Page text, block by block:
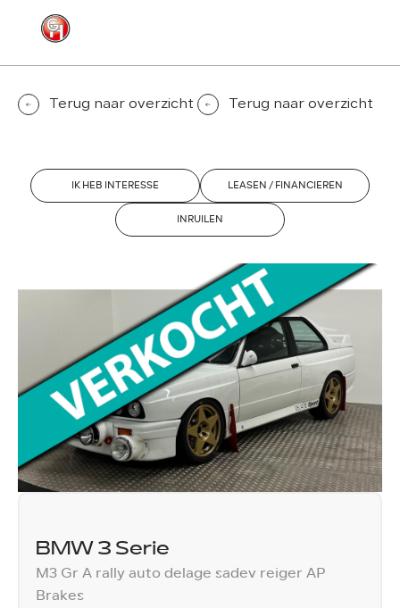
Terug naar overzicht Terug naar overzicht
IK HEB INTERESSE LEASEN / FINANCIEREN
INRUILEN
BMW 3 Serie
M3 Gr A rally auto delage sadev reiger AP
Brakes